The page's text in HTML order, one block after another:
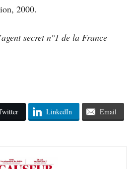
2000.
secret n°1 de la France
LinkedIn Email